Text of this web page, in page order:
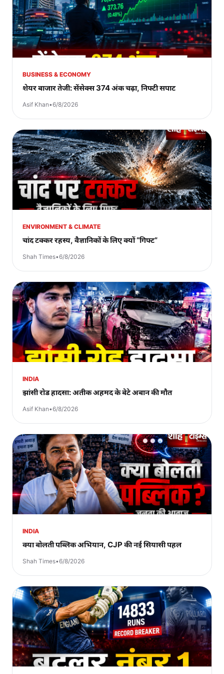
BUSINESS & ECONOMY
शेयर बाजार तेजी: सेंसेक्स 374 अंक चढ़ा, निफ्टी सपाट
Asif Khan•6/8/2026
ENVIRONMENT & CLIMATE
चांद टक्कर रहस्य, वैज्ञानिकों के लिए क्यों “गिफ्ट”
Shah Times•6/8/2026
INDIA
झांसी रोड हादसा: अतीक अहमद के बेटे अबान की मौत
Asif Khan•6/8/2026
INDIA
क्या बोलती पब्लिक अभियान, CJP की नई सियासी पहल
Shah Times•6/8/2026